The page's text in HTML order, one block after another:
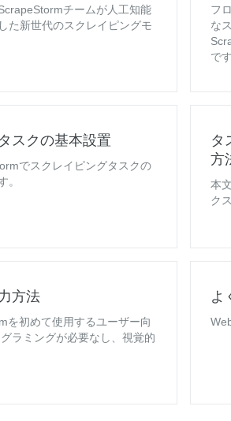
チームが人工知能
た新世代のスクレイピングモ
フ
な
で
スクの基本設置
でスクレイピングタスクの
。
タ
方
本
ク
方法
を初めて使用するユーザー向
ラミングが必要なし、視覚的
よ